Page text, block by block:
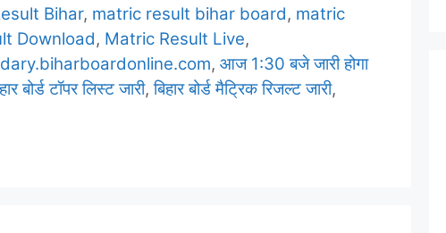
Bihar, matric result bihar board, matric
Download, Matric Result Live,
, आज 1:30 बजे जारी होगा
बोर्ड टॉपर लिस्ट जारी,बिहार बोर्ड मैट्रिक रिजल्ट जारी,